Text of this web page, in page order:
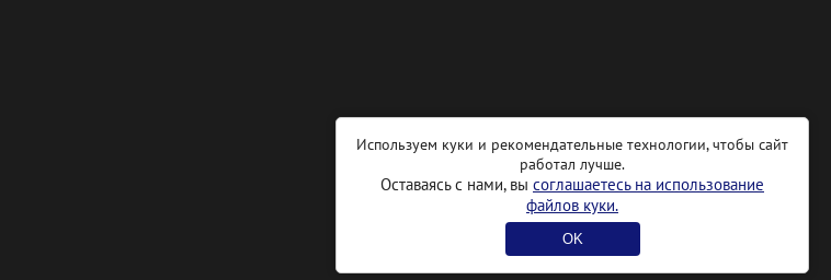
Используем куки и рекомендательные технологии, чтобы сайт
работал лучше.
Оставаясь с нами, вы соглашаетесь на использование
файлов куки.
OK